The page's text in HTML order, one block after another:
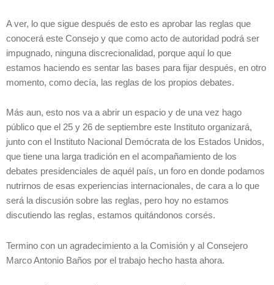
A ver, lo que sigue después de esto es aprobar las reglas que
conocerá este Consejo y que como acto de autoridad podrá ser
impugnado, ninguna discrecionalidad, porque aquí lo que
estamos haciendo es sentar las bases para fijar después, en otro
momento, como decía, las reglas de los propios debates.
Más aun, esto nos va a abrir un espacio y de una vez hago
público que el 25 y 26 de septiembre este Instituto organizará,
junto con el Instituto Nacional Demócrata de los Estados Unidos,
que tiene una larga tradición en el acompañamiento de los
debates presidenciales de aquél país, un foro en donde podamos
nutrirnos de esas experiencias internacionales, de cara a lo que
será la discusión sobre las reglas, pero hoy no estamos
discutiendo las reglas, estamos quitándonos corsés.
Termino con un agradecimiento a la Comisión y al Consejero
Marco Antonio Baños por el trabajo hecho hasta ahora.